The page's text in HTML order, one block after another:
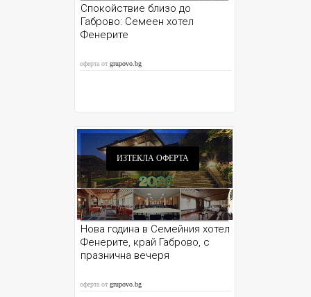
Спокойствие близо до
Габрово: Семеен хотел
Фенерите
оферта отgrupovo.bg
ИЗТЕКЛА ОФЕРТА
Нова година в Семейния хотел
Фенерите, край Габрово, с
празнична вечеря
оферта отgrupovo.bg